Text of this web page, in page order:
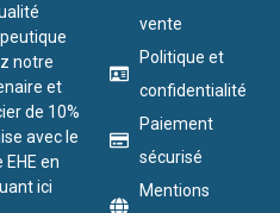
notre
et
de 10%
avec le
EHE en
ici
vente
Politique et
confidentialité
Paiement
sécurisé
Mentions